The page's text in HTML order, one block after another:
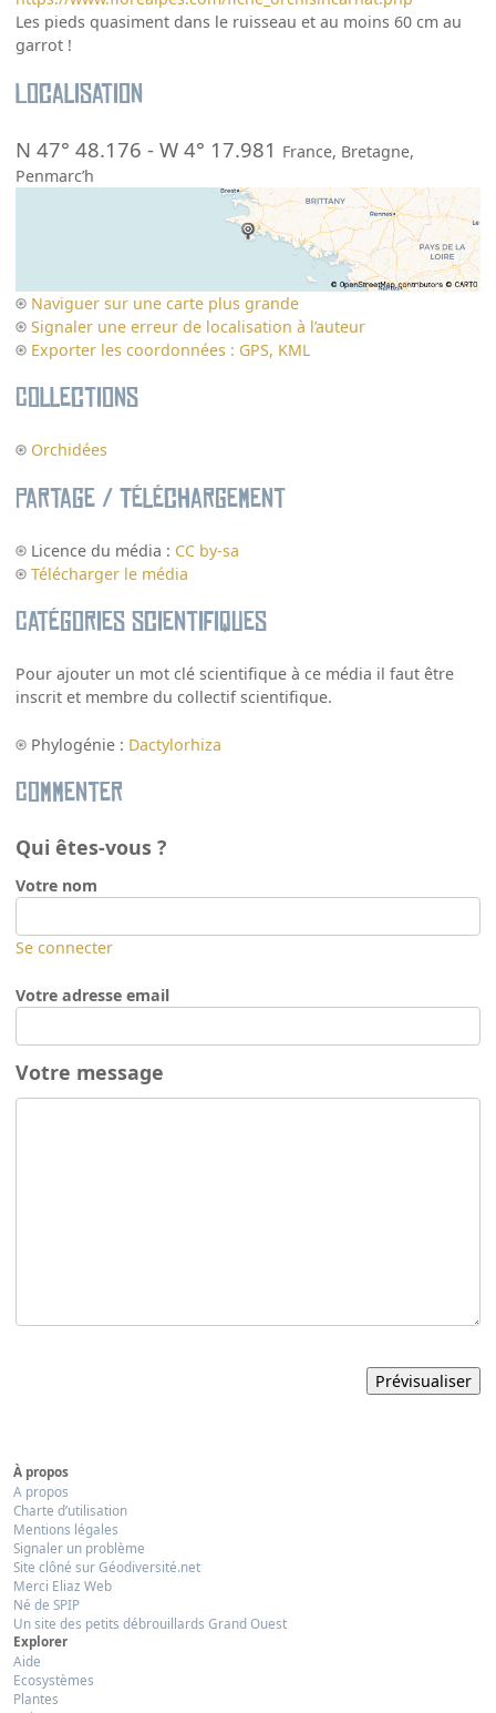
Les pieds quasiment dans le ruisseau et au moins 60 cm au
garrot !
Localisation
N 47° 48.176 -W 4° 17.981 France, Bretagne,
Penmarc’h
Naviguer sur une carte plus grande
Signaler une erreur de localisation à l’auteur
Exporter les coordonnées : GPS, KML
Collections
Orchidées
Partage / Téléchargement
Licence du média : CC by-sa
Télécharger le média
Catégories scientifiques
Pour ajouter un mot clé scientifique à ce média il faut être
inscrit et membre du collectif scientifique.
Phylogénie : Dactylorhiza
Commenter
Qui êtes-vous ?
Votre nom
Se connecter
Votre adresse email
Votre message
À propos
A propos
Charte d’utilisation
Mentions légales
Signaler un problème
Site clôné sur Géodiversité.net
Merci Eliaz Web
Né de SPIP
Un site des petits débrouillards Grand Ouest
Explorer
Aide
Ecosystèmes
Plantes